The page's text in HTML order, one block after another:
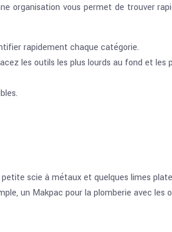
organisation vous permet de trouver
rapidement chaque catégorie.
les outils les plus lourds au fond et les
scie à métaux et quelques limes
un Makpac pour la plomberie avec les